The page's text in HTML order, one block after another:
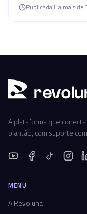
Publicada Ha mais de
rev
A plataforma que
plantão, com suporte
MENU
A Revoluna